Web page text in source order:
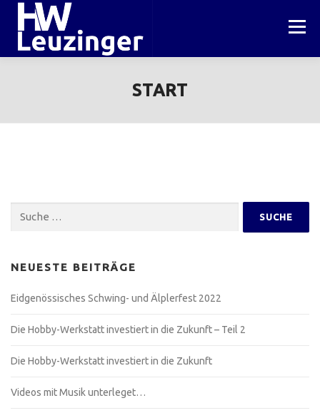
springen
Menü
WERKSTATT
START
nach:
NEUESTE BEITRÄGE
Eidgenössisches Schwing- und Älplerfest 2022
Die Hobby-Werkstatt investiert in die Zukunft – Teil 2
Die Hobby-Werkstatt investiert in die Zukunft
Videos mit Musik unterleget…